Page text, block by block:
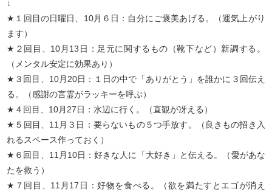
↓
★１回目の日曜日、10月６日：自分にご褒美あげる。（運気上がり
ます）
★２回目、10月13日：足元に関するもの（靴下など）新調する。
（メンタル安定に効果あり）
★３回目、10月20日：１日の中で「ありがとう」を誰かに３回伝え
る。（感謝の言霊がラッキーを呼ぶ）
★４回目、10月27日：水辺に行く。（直観が冴える）
★５回目、11月３日：要らないもの５つ手放す。（良きもの招き入
れるスペース作っておく）
★６回目、11月10日：好きな人に「大好き」と伝える。（愛があな
たを救う）
★７回目、11月17日：好物を食べる。（欲を満たすとエゴが消え